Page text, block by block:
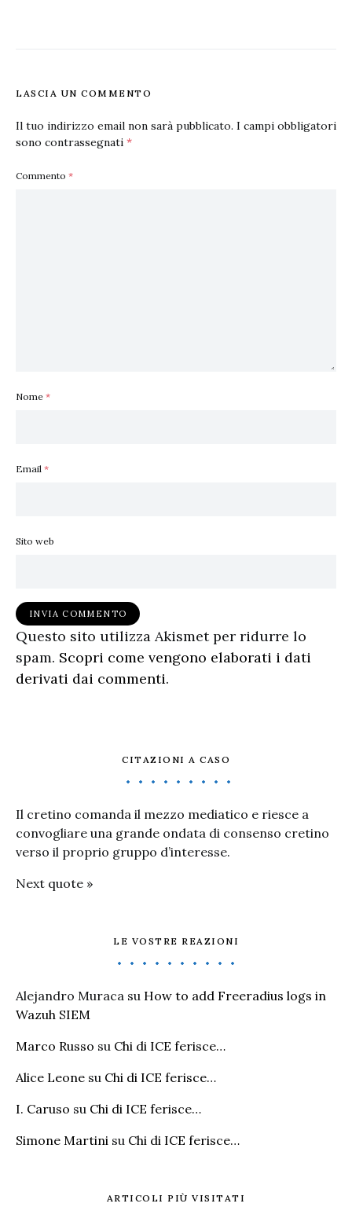
LASCIA UN COMMENTO
Il tuo indirizzo email non sarà pubblicato. I campi obbligatori
sono contrassegnati *
Commento *
Nome *
Email *
Sito web
Questo sito utilizza Akismet per ridurre lo
spam. Scopri come vengono elaborati i dati
derivati dai commenti.
CITAZIONI A CASO
Il cretino comanda il mezzo mediatico e riesce a
convogliare una grande ondata di consenso cretino
verso il proprio gruppo d’interesse.
Next quote »
LE VOSTRE REAZIONI
Alejandro Muraca su How to add Freeradius logs in
Wazuh SIEM
Marco Russo su Chi di ICE ferisce…
Alice Leone su Chi di ICE ferisce…
I. Caruso su Chi di ICE ferisce…
Simone Martini su Chi di ICE ferisce…
ARTICOLI PIÙ VISITATI